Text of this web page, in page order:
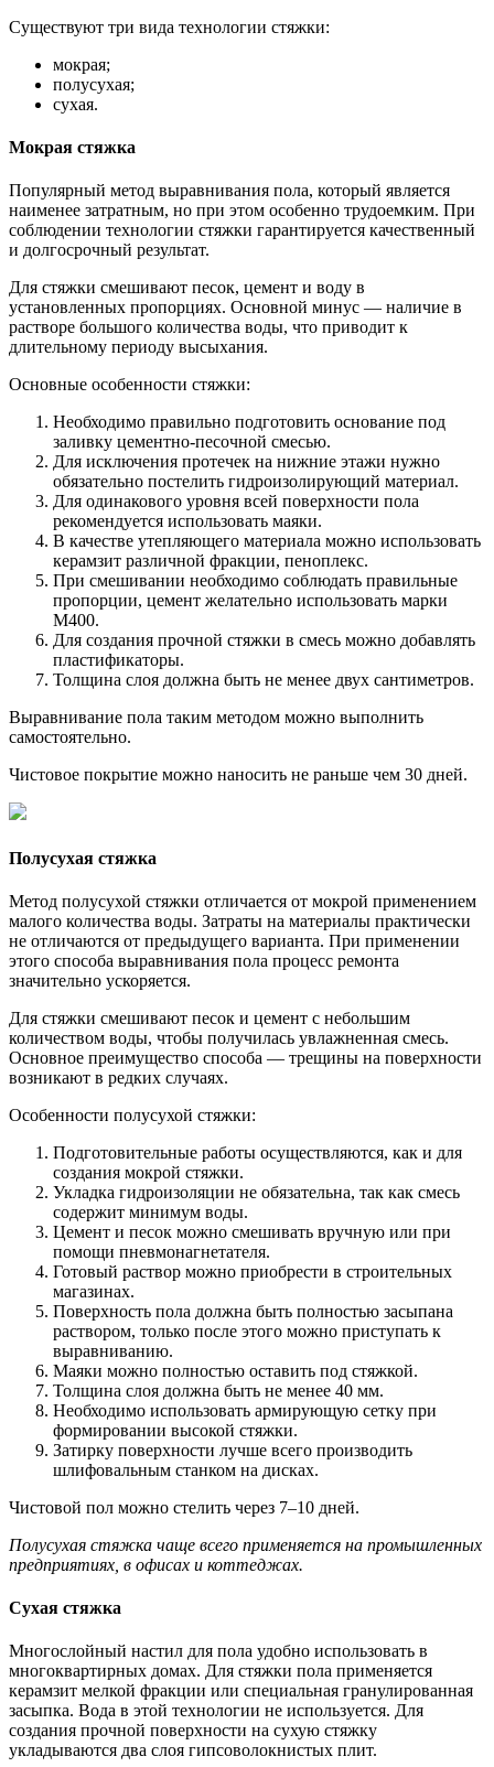
Существуют три вида технологии стяжки:
мокрая;
полусухая;
сухая.
Мокрая стяжка
Популярный метод выравнивания пола, который является
наименее затратным, но при этом особенно трудоемким. При
соблюдении технологии стяжки гарантируется качественный
и долгосрочный результат.
Для стяжки смешивают песок, цемент и воду в
установленных пропорциях. Основной минус — наличие в
растворе большого количества воды, что приводит к
длительному периоду высыхания.
Основные особенности стяжки:
Необходимо правильно подготовить основание под
заливку цементно-песочной смесью.
Для исключения протечек на нижние этажи нужно
обязательно постелить гидроизолирующий материал.
Для одинакового уровня всей поверхности пола
рекомендуется использовать маяки.
В качестве утепляющего материала можно использовать
керамзит различной фракции, пеноплекс.
При смешивании необходимо соблюдать правильные
пропорции, цемент желательно использовать марки
М400.
Для создания прочной стяжки в смесь можно добавлять
пластификаторы.
Толщина слоя должна быть не менее двух сантиметров.
Выравнивание пола таким методом можно выполнить
самостоятельно.
Чистовое покрытие можно наносить не раньше чем 30 дней.
Полусухая стяжка
Метод полусухой стяжки отличается от мокрой применением
малого количества воды. Затраты на материалы практически
не отличаются от предыдущего варианта. При применении
этого способа выравнивания пола процесс ремонта
значительно ускоряется.
Для стяжки смешивают песок и цемент с небольшим
количеством воды, чтобы получилась увлажненная смесь.
Основное преимущество способа — трещины на поверхности
возникают в редких случаях.
Особенности полусухой стяжки:
Подготовительные работы осуществляются, как и для
создания мокрой стяжки.
Укладка гидроизоляции не обязательна, так как смесь
содержит минимум воды.
Цемент и песок можно смешивать вручную или при
помощи пневмонагнетателя.
Готовый раствор можно приобрести в строительных
магазинах.
Поверхность пола должна быть полностью засыпана
раствором, только после этого можно приступать к
выравниванию.
Маяки можно полностью оставить под стяжкой.
Толщина слоя должна быть не менее 40 мм.
Необходимо использовать армирующую сетку при
формировании высокой стяжки.
Затирку поверхности лучше всего производить
шлифовальным станком на дисках.
Чистовой пол можно стелить через 7–10 дней.
Полусухая стяжка чаще всего применяется на промышленных
предприятиях, в офисах и коттеджах.
Сухая стяжка
Многослойный настил для пола удобно использовать в
многоквартирных домах. Для стяжки пола применяется
керамзит мелкой фракции или специальная гранулированная
засыпка. Вода в этой технологии не используется. Для
создания прочной поверхности на сухую стяжку
укладываются два слоя гипсоволокнистых плит.